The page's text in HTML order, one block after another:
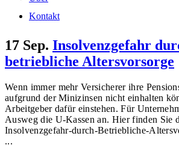
Kontakt
17 Sep. Insolvenzgefahr
betriebliche Altersvorsorge
Wenn immer mehr Versicherer ihre
aufgrund der Minizinsen nicht einhalten
Arbeitgeber dafür einstehen. Für
Ausweg die U-Kassen an. Hier finden Sie
Insolvenzgefahr-durch-Betriebliche-
...